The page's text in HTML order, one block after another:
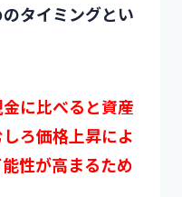
タイミングとい
に比べると資産
ろ価格上昇によ
性が高まるため